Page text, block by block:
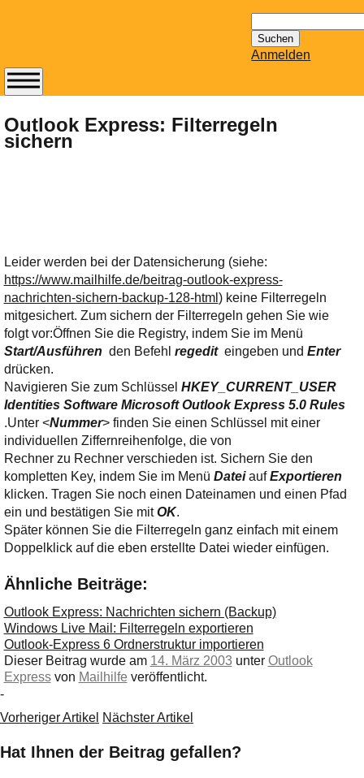
nach:
Anmelden
Outlook Express: Filterregeln
sichern
Leider werden bei der Datensicherung (siehe:
https://www.mailhilfe.de/beitrag-outlook-express-
nachrichten-sichern-backup-128-html ) keine Filterregeln
mitgesichert. Zum sichern der Filterregeln gehen Sie wie
folgt vor:Öffnen Sie die Registry, indem Sie im Menü
Start/Ausführen den Befehl regediteingeben und Enter
drücken.
Navigieren Sie zum Schlüssel HKEY_CURRENT_USER
Identities Software Microsoft Outlook Express 5.0 Rules
.Unter <Nummer> finden Sie einen Schlüssel mit einer
individuellen Ziffernreihenfolge, die von
Rechner zu Rechner verschieden ist. Sichern Sie den
kompletten Key, indem Sie im Menü DateiaufExportieren
klicken. Tragen Sie noch einen Dateinamen und einen Pfad
ein und bestätigen Sie mitOK.
Später können Sie die Filterregeln ganz einfach mit einem
Doppelklick auf die eben erstellte Datei wieder einfügen.
Ähnliche Beiträge:
Outlook Express: Nachrichten sichern (Backup)
Windows Live Mail: Filterregeln exportieren
Outlook-Express 6 Ordnerstruktur importieren
Dieser Beitrag wurde am 14. März 2003 unter Outlook
Express von Mailhilfe veröffentlicht.
-
Vorheriger Artikel Nächster Artikel
Hat Ihnen der Beitrag gefallen?
Abonnieren Sie den
14-tägig
erscheinenden
bereithält!
Wie z.B. Outlook,
GMail, Thunderbird
oder auch
KuNoMail, usw.
Ihre E-Mail
Adresse:
E-Mail
E-Mail bestätigen